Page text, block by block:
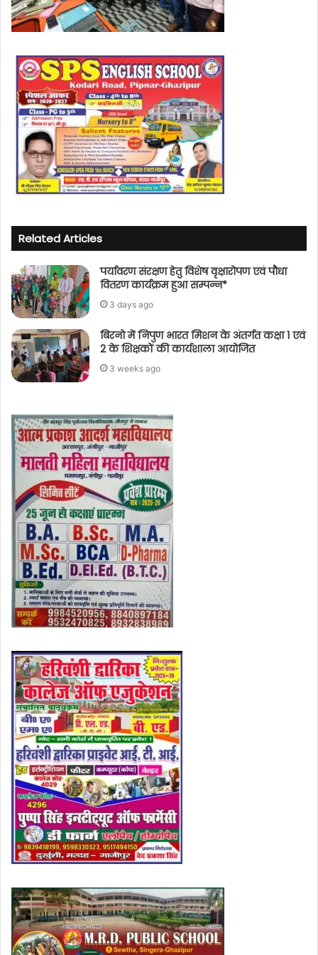
Related Articles
पर्यावरण संरक्षण हेतु विशेष वृक्षारोपण एवं पौधा
वितरण कार्यक्रम हुआ सम्पन्न*
3 days ago
बिरनो में निपुण भारत मिशन के अंतर्गत कक्षा 1 एवं
2 के शिक्षकों की कार्यशाला आयोजित
3 weeks ago